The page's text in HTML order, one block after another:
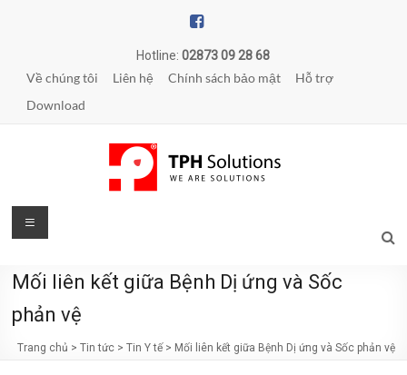
Hotline:02873 09 28 68
Về chúng tôi Liên hệ Chính sách bảo mật
Hỗ trợ
Download
TPH
WE
ARE
SOLUTIONS
Menu
Mối liên kết giữa Bệnh Dị ứng và Sốc
phản vệ
Trang chủ > Tin tức> Tin Y tế> Mối liên kết giữa Bệnh Dị ứng và Sốc phản vệ